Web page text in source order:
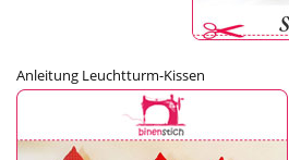
Anleitung Leuchtturm-Kissen